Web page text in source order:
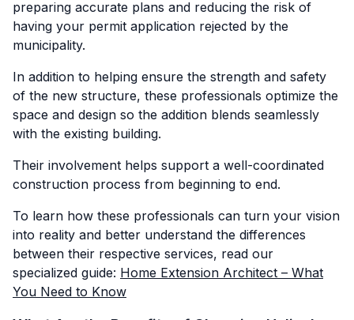
preparing accurate plans and reducing the risk of
having your permit application rejected by the
municipality.
In addition to helping ensure the strength and safety
of the new structure, these professionals optimize the
space and design so the addition blends seamlessly
with the existing building.
Their involvement helps support a well-coordinated
construction process from beginning to end.
To learn how these professionals can turn your vision
into reality and better understand the differences
between their respective services, read our
specialized guide: Home Extension Architect – What
You Need to Know